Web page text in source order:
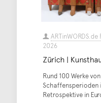
2026
Zürich |
Rund 100 Werke
Schaffensperioden
Retrospektive in